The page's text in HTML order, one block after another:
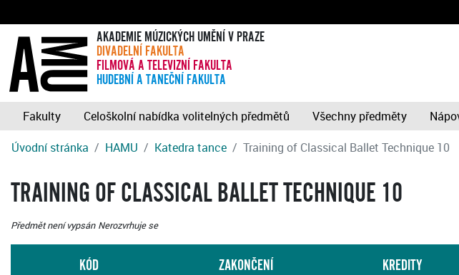
AKADEMIE MÚZICKÝCH UMĚNÍ V PRAZE
DIVADELNÍ FAKULTA
FILMOVÁ A TELEVIZNÍ FAKULTA
HUDEBNÍ A TANEČNÍ FAKULTA
Fakulty Celoškolní nabídka volitelných předmětů Všechny předměty
Úvodní stránka
HAMU Katedra tance Training of Classical Ballet Technique 10
TRAINING OF CLASSICAL BALLET TECHNIQUE 10
Předmět není vypsán Nerozvrhuje se
KÓD ZAKONČENÍ KREDITY